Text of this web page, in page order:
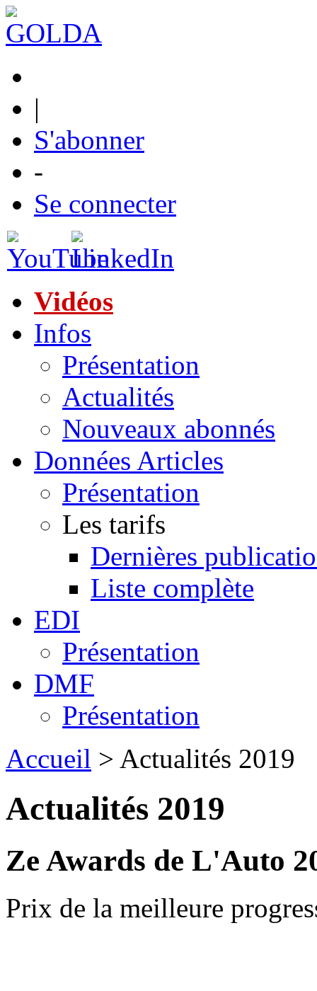
|
S'abonner
-
Se connecter
Vidéos
Infos
Présentation
Actualités
Nouveaux abonnés
Données Articles
Présentation
Les tarifs
Dernières
Liste complète
EDI
Présentation
DMF
Présentation
Accueil > Actualités 2019
Actualités 2019
Ze Awards de L'Auto
Prix de la meilleure